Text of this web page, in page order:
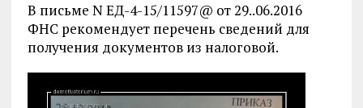
В письме N ЕД-4-15/11597@ от 29..06.2016
ФНС рекомендует перечень сведений для
получения документов из налоговой.